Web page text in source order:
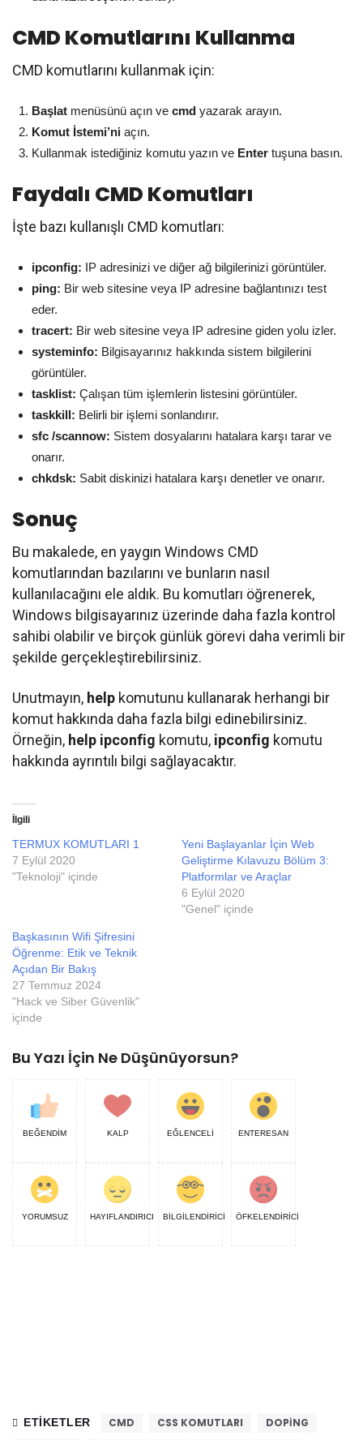
CMD Komutlarını Kullanma
CMD komutlarını kullanmak için:
Başlat menüsünü açın ve cmd yazarak arayın.
Komut İstemi’ni açın.
Kullanmak istediğiniz komutu yazın ve Enter tuşuna basın.
Faydalı CMD Komutları
İşte bazı kullanışlı CMD komutları:
ipconfig: IP adresinizi ve diğer ağ bilgilerinizi görüntüler.
ping: Bir web sitesine veya IP adresine bağlantınızı test
eder.
tracert: Bir web sitesine veya IP adresine giden yolu izler.
systeminfo: Bilgisayarınız hakkında sistem bilgilerini
görüntüler.
tasklist: Çalışan tüm işlemlerin listesini görüntüler.
taskkill: Belirli bir işlemi sonlandırır.
sfc /scannow: Sistem dosyalarını hatalara karşı tarar ve
onarır.
chkdsk: Sabit diskinizi hatalara karşı denetler ve onarır.
Sonuç
Bu makalede, en yaygın Windows CMD
komutlarından bazılarını ve bunların nasıl
kullanılacağını ele aldık. Bu komutları öğrenerek,
Windows bilgisayarınız üzerinde daha fazla kontrol
sahibi olabilir ve birçok günlük görevi daha verimli bir
şekilde gerçekleştirebilirsiniz.
Unutmayın, help komutunu kullanarak herhangi bir
komut hakkında daha fazla bilgi edinebilirsiniz.
Örneğin, help ipconfig komutu, ipconfig komutu
hakkında ayrıntılı bilgi sağlayacaktır.
İlgili
TERMUX KOMUTLARI 1
7 Eylül 2020
"Teknoloji" içinde
Yeni Başlayanlar İçin Web
Geliştirme Kılavuzu Bölüm 3:
Platformlar ve Araçlar
6 Eylül 2020
"Genel" içinde
Başkasının Wifi Şifresini
Öğrenme: Etik ve Teknik
Açıdan Bir Bakış
27 Temmuz 2024
"Hack ve Siber Güvenlik"
içinde
Bu Yazı İçin Ne Düşünüyorsun?
BEĞENDİM KALP EĞLENCELİ ENTERESAN
YORUMSUZ HAYIFLANDIRICI BİLGİLENDİRİCİ ÖFKELENDİRİCİ
ETIKETLER CMD CSS KOMUTLARI
DOPING